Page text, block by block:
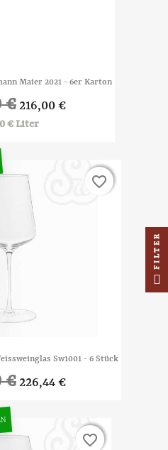
Maier 2021 - 6er Karton
€216,00 €
€ Liter
Sw1001 - 6 Stück
€226,44 €
favorite_border
favorite_border
favorite_border
favorite_border
FILTER